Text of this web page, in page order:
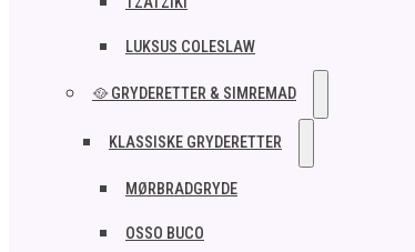
LUKSUS COLESLAW
🥘 GRYDERETTER & SIMREMAD
KLASSISKE GRYDERETTER
MØRBRADGRYDE
OSSO BUCO